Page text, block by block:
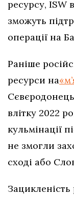
ресурсу, ISW
зможуть
операції на
Раніше
ресурси на
влітку 2022
кульмінації
не змогли
сході або
Зацикленість